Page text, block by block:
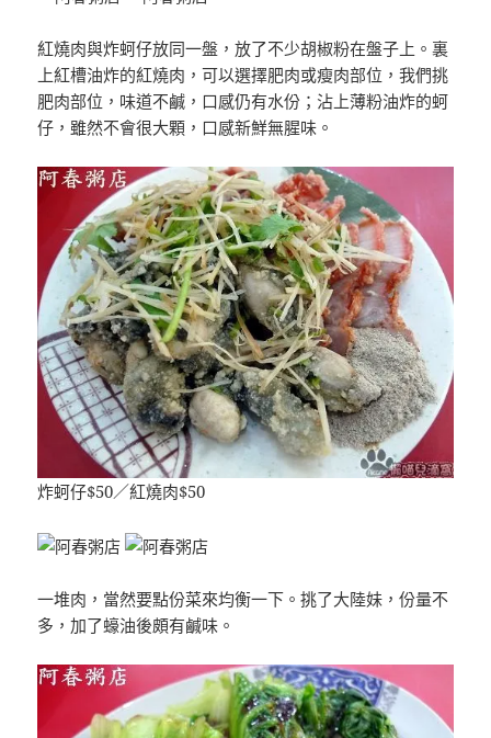
紅燒肉與炸蚵仔放同一盤，放了不少胡椒粉在盤子上。裏
上紅槽油炸的紅燒肉，可以選擇肥肉或瘦肉部位，我們挑
肥肉部位，味道不鹹，口感仍有水份；沾上薄粉油炸的蚵
仔，雖然不會很大顆，口感新鮮無腥味。
炸蚵仔$50／紅燒肉$50
一堆肉，當然要點份菜來均衡一下。挑了大陸妹，份量不
多，加了蠔油後頗有鹹味。